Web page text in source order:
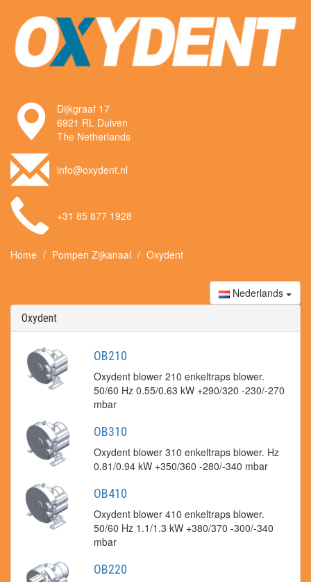
Dijkgraaf 17
6921 RL Duiven
The Netherlands
info@oxydent.nl
+31 85 877 1928
Home Pompen Zijkanaal Oxydent
Nederlands
Oxydent
OB210
Oxydent blower 210 enkeltraps blower.
50/60 Hz 0.55/0.63 kW +290/320 -230/-270
mbar
OB310
Oxydent blower 310 enkeltraps blower. Hz
0.81/0.94 kW +350/360 -280/-340 mbar
OB410
Oxydent blower 410 enkeltraps blower.
50/60 Hz 1.1/1.3 kW +380/370 -300/-340
mbar
OB220